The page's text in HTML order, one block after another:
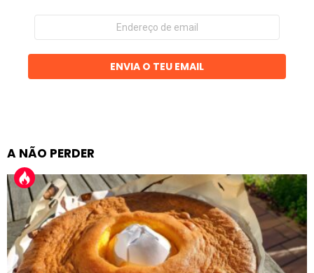
Endereço
email
ENVIA O TEU EMAIL
A NÃO PERDER